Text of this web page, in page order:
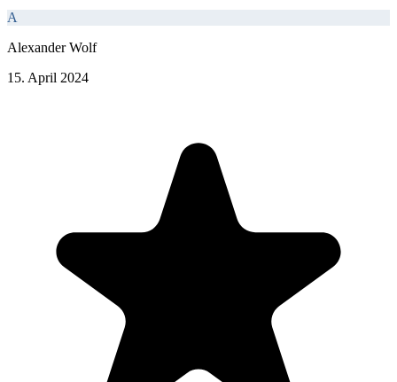
A
Alexander Wolf
15. April 2024